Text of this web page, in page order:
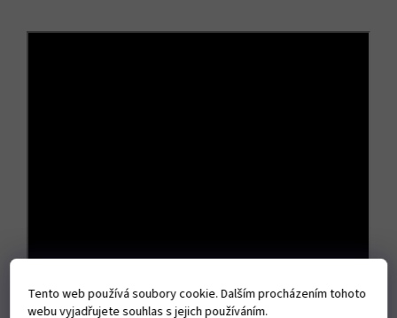
Tento web používá soubory cookie. Dalším procházením tohoto
webu vyjadřujete souhlas s jejich používáním.